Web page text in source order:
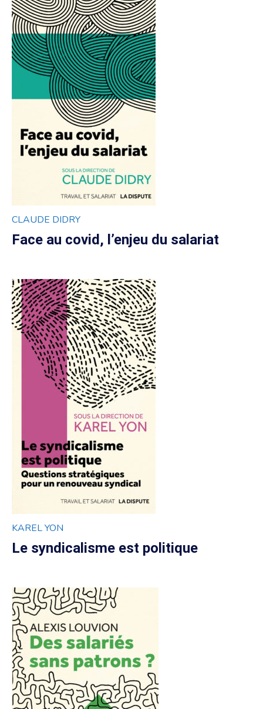
CLAUDE DIDRY
Face au covid, l’enjeu du salariat
KAREL YON
Le syndicalisme est politique